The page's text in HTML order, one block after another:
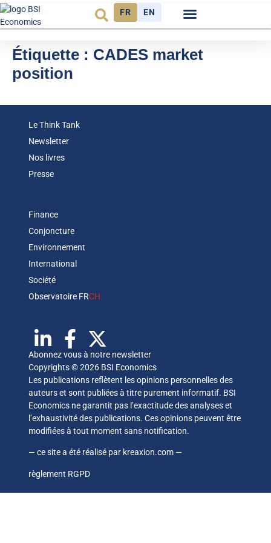
FR EN
Étiquette : CADES market
position
Le Think Tank
Newsletter
Nos livres
Presse
Finance
Conjoncture
Environnement
International
Société
Observatoire FRCH
Abonnez vous à notre newsletter
Copyrights © 2026 BSI Economics
Les publications reflètent les opinions personnelles des
auteurs et sont publiées à titre purement informatif. BSI
Economics ne garantit pas l’exactitude des analyses et
l’exhaustivité des publications. Ces opinions peuvent être
modifiées à tout moment sans notification.
— ce site a été réalisé par kreaxion.com —
règlement RGPD